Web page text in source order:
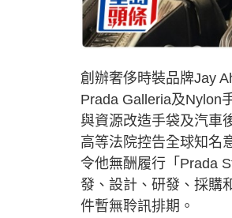
創辦奢侈時裝品牌Jay
Prada Galleria及Nylon
與資源改造手袋及汽車
高等法院控告全球知名
令他無酬履行「Prada
發、設計、研發、採購
件暫無聆訊排期。